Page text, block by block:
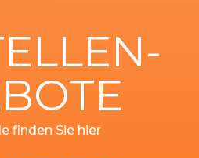
finden Sie hier